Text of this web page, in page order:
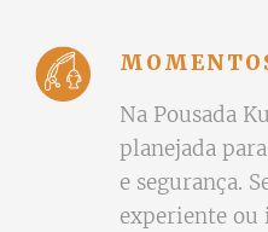
Na Pousada
planejada
e segurança.
experiente ou